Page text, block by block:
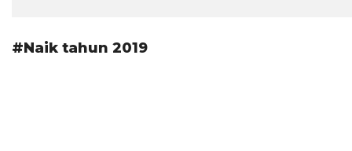
#Naik tahun 2019